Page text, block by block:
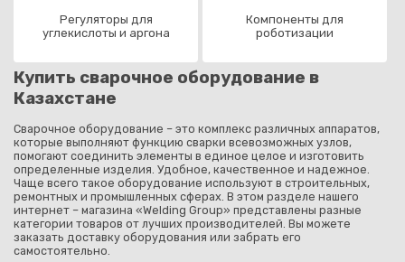
Регуляторы для
углекислоты и аргона
Компоненты для
роботизации
Купить сварочное оборудование в
Казахстане
Сварочное оборудование – это комплекс различных аппаратов,
которые выполняют функцию сварки всевозможных узлов,
помогают соединить элементы в единое целое и изготовить
определенные изделия. Удобное, качественное и надежное.
Чаще всего такое оборудование используют в строительных,
ремонтных и промышленных сферах. В этом разделе нашего
интернет – магазина «Welding Group» представлены разные
категории товаров от лучших производителей. Вы можете
заказать доставку оборудования или забрать его
самостоятельно.